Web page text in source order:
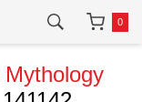
0
Mythology